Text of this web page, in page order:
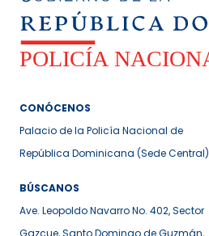
CONÓCENOS
Palacio de la Policía Nacional de
República Dominicana (Sede Central)
BÚSCANOS
Ave. Leopoldo Navarro No. 402, Sector
Gazcue, Santo Domingo de Guzmán,